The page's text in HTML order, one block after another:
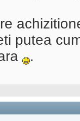
putea
.